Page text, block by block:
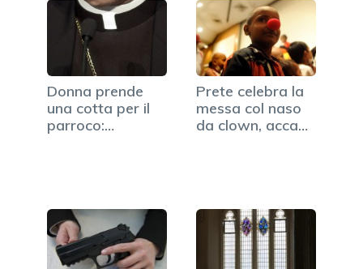
Donna prende
una cotta per il
parroco:
Prete celebra la
messa col naso
da clown, accade